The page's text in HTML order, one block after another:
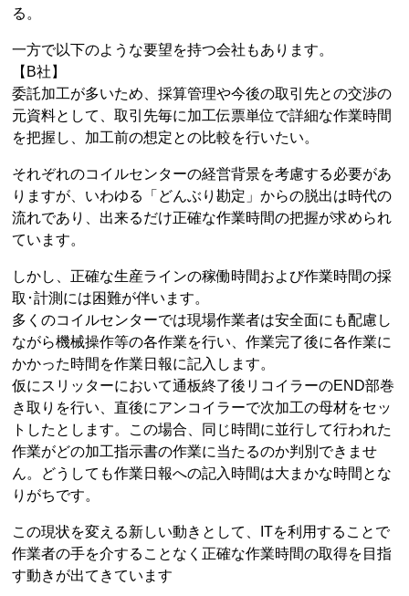
る。
一方で以下のような要望を持つ会社もあります。
【B社】
委託加工が多いため、採算管理や今後の取引先との交渉の
元資料として、取引先毎に加工伝票単位で詳細な作業時間
を把握し、加工前の想定との比較を行いたい。
それぞれのコイルセンターの経営背景を考慮する必要があ
りますが、いわゆる「どんぶり勘定」からの脱出は時代の
流れであり、出来るだけ正確な作業時間の把握が求められ
ています。
しかし、正確な生産ラインの稼働時間および作業時間の採
取･計測には困難が伴います。
多くのコイルセンターでは現場作業者は安全面にも配慮し
ながら機械操作等の各作業を行い、作業完了後に各作業に
かかった時間を作業日報に記入します。
仮にスリッターにおいて通板終了後リコイラーのEND部巻
き取りを行い、直後にアンコイラーで次加工の母材をセッ
トしたとします。この場合、同じ時間に並行して行われた
作業がどの加工指示書の作業に当たるのか判別できませ
ん。どうしても作業日報への記入時間は大まかな時間とな
りがちです。
この現状を変える新しい動きとして、ITを利用することで
作業者の手を介することなく正確な作業時間の取得を目指
す動きが出てきています